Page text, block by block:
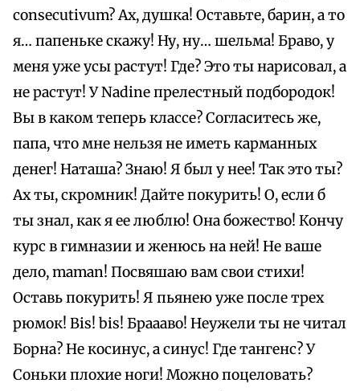
consecutivum? Ах, душка! Оставьте, барин, а то
я… папеньке скажу! Ну, ну… шельма! Браво, у
меня уже усы растут! Где? Это ты нарисовал, а
не растут! У Nadine прелестный подбородок!
Вы в каком теперь классе? Согласитесь же,
папа, что мне нельзя не иметь карманных
денег! Наташа? Знаю! Я был у нее! Так это ты?
Ах ты, скромник! Дайте покурить! О, если б
ты знал, как я ее люблю! Она божество! Кончу
курс в гимназии и женюсь на ней! Не ваше
дело, maman! Посвяшаю вам свои стихи!
Оставь покурить! Я пьянею уже после трех
рюмок! Bis! bis! Браааво! Неужели ты не читал
Борна? Не косинус, а синус! Где тангенс? У
Соньки плохие ноги! Можно поцеловать?